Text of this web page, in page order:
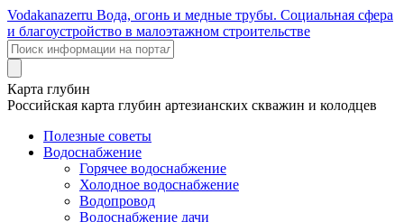
Vodakanazerru Вода, огонь и медные трубы. Социальная сфера
и благоустройство в малоэтажном строительстве
Карта глубин
Российская карта глубин артезианских скважин и колодцев
Полезные советы
Водоснабжение
Горячее водоснабжение
Холодное водоснабжение
Водопровод
Водоснабжение дачи